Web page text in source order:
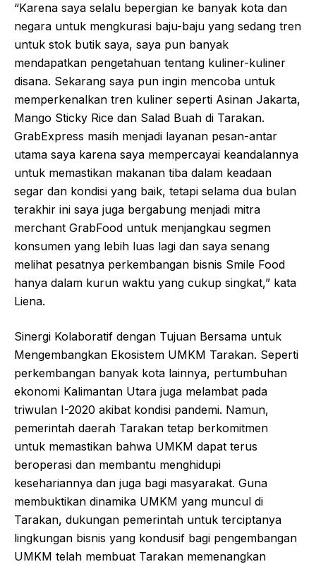
“Karena saya selalu bepergian ke banyak kota dan
negara untuk mengkurasi baju-baju yang sedang tren
untuk stok butik saya, saya pun banyak
mendapatkan pengetahuan tentang kuliner-kuliner
disana. Sekarang saya pun ingin mencoba untuk
memperkenalkan tren kuliner seperti Asinan Jakarta,
Mango Sticky Rice dan Salad Buah di Tarakan.
GrabExpress masih menjadi layanan pesan-antar
utama saya karena saya mempercayai keandalannya
untuk memastikan makanan tiba dalam keadaan
segar dan kondisi yang baik, tetapi selama dua bulan
terakhir ini saya juga bergabung menjadi mitra
merchant GrabFood untuk menjangkau segmen
konsumen yang lebih luas lagi dan saya senang
melihat pesatnya perkembangan bisnis Smile Food
hanya dalam kurun waktu yang cukup singkat,” kata
Liena.
Sinergi Kolaboratif dengan Tujuan Bersama untuk
Mengembangkan Ekosistem UMKM Tarakan. Seperti
perkembangan banyak kota lainnya, pertumbuhan
ekonomi Kalimantan Utara juga melambat pada
triwulan I-2020 akibat kondisi pandemi. Namun,
pemerintah daerah Tarakan tetap berkomitmen
untuk memastikan bahwa UMKM dapat terus
beroperasi dan membantu menghidupi
kesehariannya dan juga bagi masyarakat. Guna
membuktikan dinamika UMKM yang muncul di
Tarakan, dukungan pemerintah untuk terciptanya
lingkungan bisnis yang kondusif bagi pengembangan
UMKM telah membuat Tarakan memenangkan